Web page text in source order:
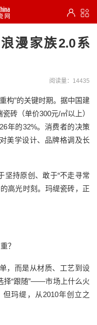
漫家族2.0系
阅读量：14435
构”的关键时期。据中国建
砖（单价300元/㎡以上）
年的32%。消费者的决策
美学设计、品牌格调及长
坚持原创、敢于“不走寻常
高光时刻。玛缇瓷砖，正
？
，而是从材质、工艺到设
择“跟随”——市场上什么火
玛缇，从2010年创立之